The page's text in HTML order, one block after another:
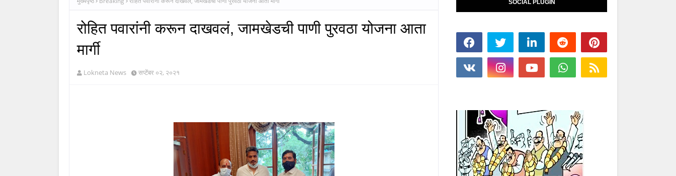
रोहित पवारांनी करून दाखवलं, जामखेडची पाणी पुरवठा योजना आता
मार्गी
Lokneta News सप्टेंबर ०२, २०२१
SOCIAL PLUGIN